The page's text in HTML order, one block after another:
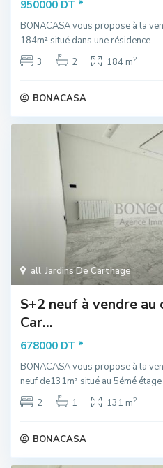
950000 DT *
BONACASA vous propose à la
184m² situé dans une résidence...
3
2 184 m2
BONACASA
all,Jardins De Carthage
S+2 neuf à vendre
Car...
678000 DT *
BONACASA vous propose à la
neuf de131m² situé au 5émé
2
1 131 m2
BONACASA